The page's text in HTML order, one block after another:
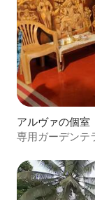
アルヴァの個室
専用ガーデンテ